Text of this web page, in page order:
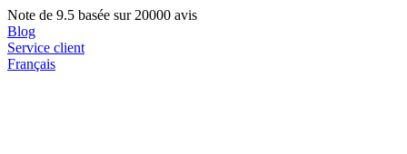
Note de 9.5 basée sur 20000 avis
Blog
Service client
Français